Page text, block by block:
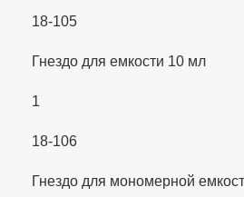
18-105
Гнездо для емкости 10 мл
1
18-106
Гнездо для мономерной